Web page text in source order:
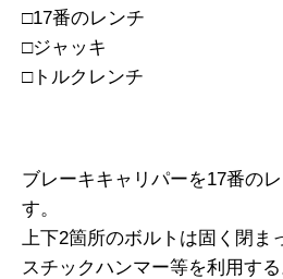
□17番のレンチ
□ジャッキ
□トルクレンチ
ブレーキキャリパーを17番の
す。
上下2箇所のボルトは固く閉ま
スチックハンマー等を利用する